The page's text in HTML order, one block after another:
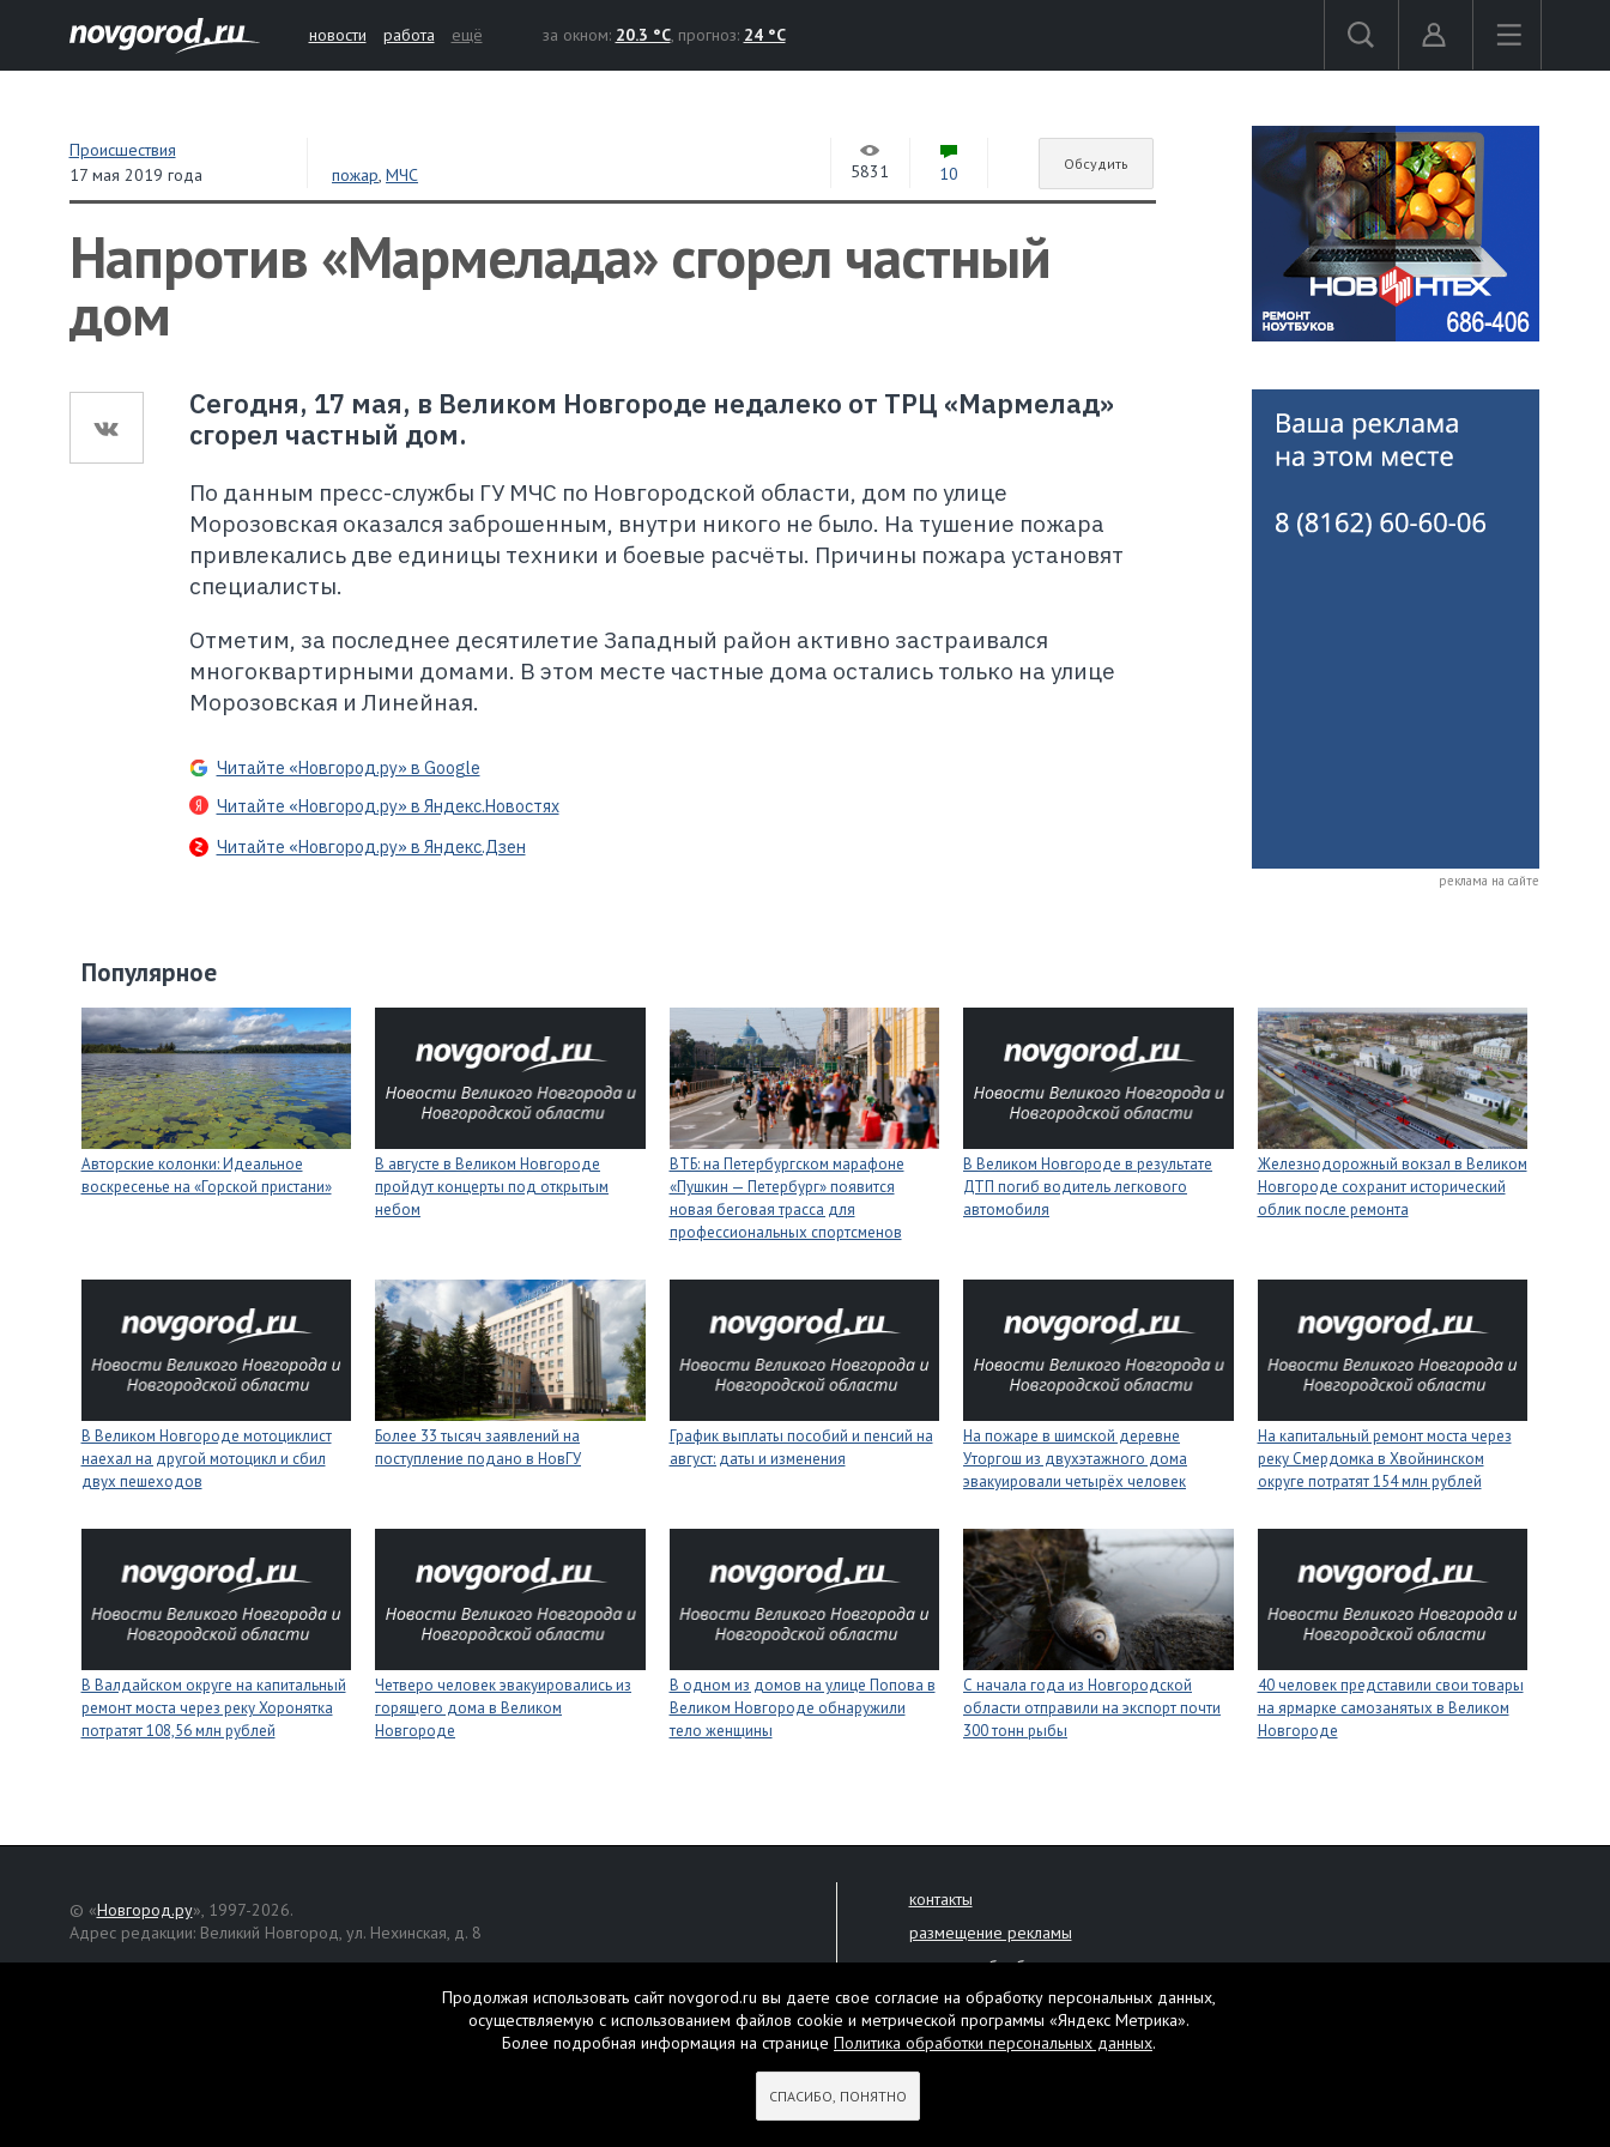
новости работа ещё за окном: 20.3 °C, прогноз: 24 °C
Происшествия
17 мая 2019 года
пожар,МЧС 5831 10 Обсудить
Напротив «Мармелада» сгорел частный
дом
Сегодня, 17 мая, в Великом Новгороде недалеко от ТРЦ «Мармелад»
сгорел частный дом.
По данным пресс-службы ГУ МЧС по Новгородской области, дом по улице
Морозовская оказался заброшенным, внутри никого не было. На тушение пожара
привлекались две единицы техники и боевые расчёты. Причины пожара установят
специалисты.
Отметим, за последнее десятилетие Западный район активно застраивался
многоквартирными домами. В этом месте частные дома остались только на улице
Морозовская и Линейная.
Читайте «Новгород.ру» в Google
Читайте «Новгород.ру» в Яндекс.Новостях
Читайте «Новгород.ру» в Яндекс.Дзен
реклама на сайте
Популярное
Авторские колонки: Идеальное
воскресенье на «Горской пристани»
В августе в Великом Новгороде
пройдут концерты под открытым
небом
ВТБ: на Петербургском марафоне
«Пушкин — Петербург» появится
новая беговая трасса для
профессиональных спортсменов
В Великом Новгороде в результате
ДТП погиб водитель легкового
автомобиля
Железнодорожный вокзал в Великом
Новгороде сохранит исторический
облик после ремонта
В Великом Новгороде мотоциклист
наехал на другой мотоцикл и сбил
двух пешеходов
Более 33 тысяч заявлений на
поступление подано в НовГУ
График выплаты пособий и пенсий на
август: даты и изменения
На пожаре в шимской деревне
Уторгош из двухэтажного дома
эвакуировали четырёх человек
На капитальный ремонт моста через
реку Смердомка в Хвойнинском
округе потратят 154 млн рублей
В Валдайском округе на капитальный
ремонт моста через реку Хоронятка
потратят 108,56 млн рублей
Четверо человек эвакуировались из
горящего дома в Великом
Новгороде
В одном из домов на улице Попова в
Великом Новгороде обнаружили
тело женщины
С начала года из Новгородской
области отправили на экспорт почти
300 тонн рыбы
40 человек представили свои товары
на ярмарке самозанятых в Великом
Новгороде
© «Новгород.ру», 1997-2026.
Адрес редакции: Великий Новгород, ул. Нехинская, д. 8
, публикуются на правах рекламы.
контакты
размещение рекламы
политика обработки персональных данных
Настоящий ресурс может содержать материалы 16+.
Нашли ошибку? Выделите ее и нажмите Ctrl+Enter.
Продолжая использовать сайт novgorod.ru вы даете свое согласие на обработку персональных данных,
осуществляемую с использованием файлов cookie и метрической программы «Яндекс Метрика».
Более подробная информация на странице Политика обработки персональных данных.
СПАСИБО, ПОНЯТНО